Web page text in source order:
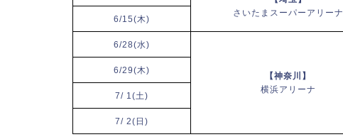
さいたまスーパーアリーナ
6/15(木)
6/28(水)
【神奈川】
横浜アリーナ
6/29(木)
7/ 1(土)
7/ 2(日)